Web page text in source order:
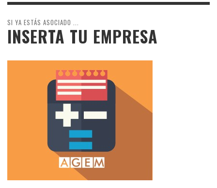
SI YA ESTÁS ASOCIADO ...
INSERTA TU EMPRESA